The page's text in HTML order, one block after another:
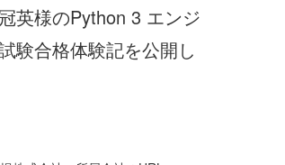
様のPython 3 エンジ
験合格体験記を公開し